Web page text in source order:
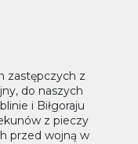
zastępczych z
do naszych
i Biłgoraju
z pieczy
przed wojną w